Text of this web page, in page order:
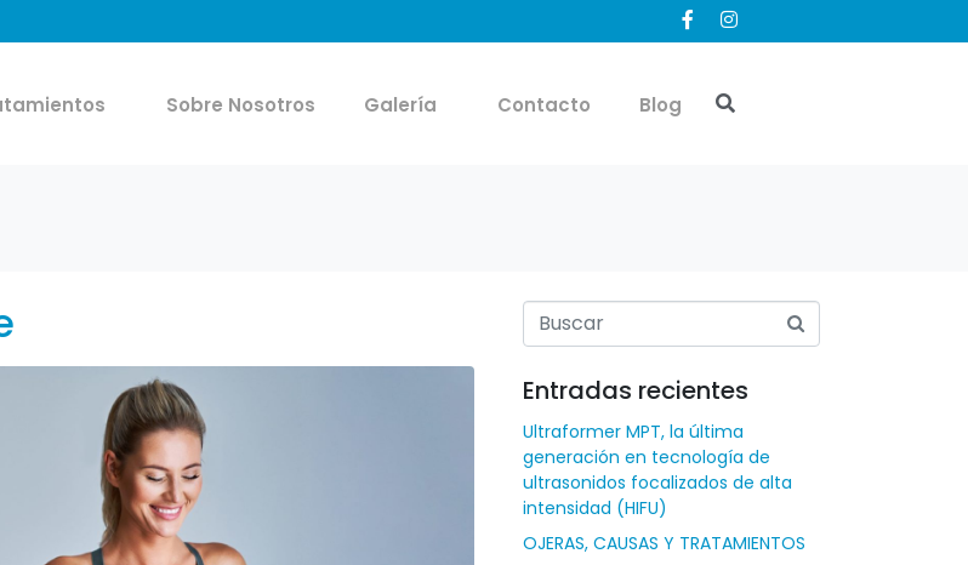
Sobre Nosotros Galería Contacto Blog
Entradas recientes
Ultraformer MPT, la última
generación en tecnología de
ultrasonidos focalizados de alta
intensidad (HIFU)
OJERAS, CAUSAS Y TRATAMIENTOS